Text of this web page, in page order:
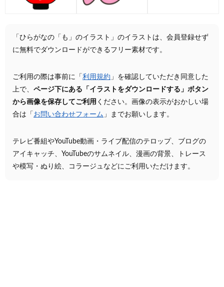
「ひらがなの「も」のイラスト」のイラストは、会員登録せず
に無料でダウンロードができるフリー素材です。
ご利用の際は事前に「 利用規約 」を確認していただき同意した
上で、 ページ下にある「イラストをダウンロードする」ボタン
から画像を保存してご利用 ください。画像の表示がおかしい場
合は「 お問い合わせフォーム 」までお願いします。
テレビ番組やYouTube動画・ライブ配信のテロップ、ブログの
アイキャッチ、YouTubeのサムネイル、漫画の背景、トレース
や模写・ぬり絵、コラージュなどにご利用いただけます。